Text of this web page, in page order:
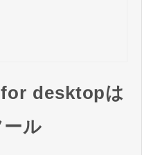
desktopは
ル